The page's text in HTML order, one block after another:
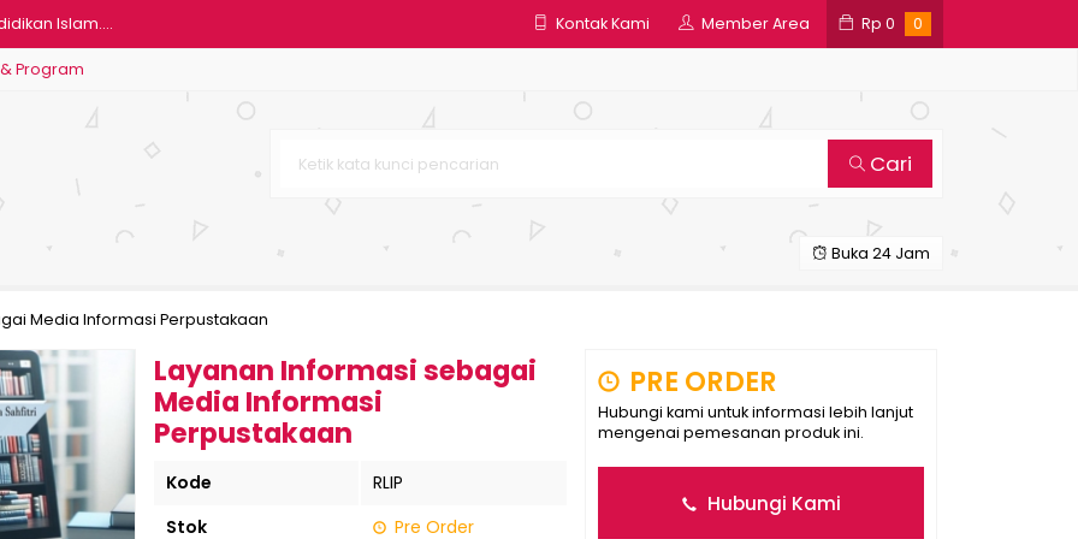
Islam....
dan Keterampilannya....
Belajar....
Autisme pada Anak dan K....
Kontak Kami Member Area Rp 0 0
Program
Cari
Buka 24 Jam
Media Informasi Perpustakaan
Layanan Informasi sebagai
Media Informasi
Perpustakaan
Kode
RLIP
Stok
Pre Order
PRE ORDER
Hubungi kami untuk informasi lebih lanjut
mengenai pemesanan produk ini.
Hubungi Kami